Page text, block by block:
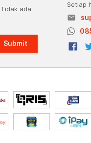
ada
Submit
Setiap
email